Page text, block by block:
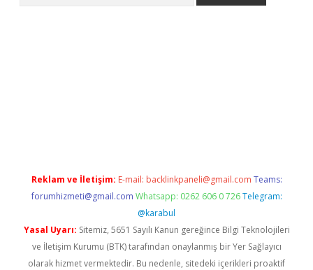
Reklam ve İletişim: E-mail: backlinkpaneli@gmail.com Teams:
forumhizmeti@gmail.com Whatsapp: 0262 606 0 726 Telegram:
@karabul
Yasal Uyarı: Sitemiz, 5651 Sayılı Kanun gereğince Bilgi Teknolojileri
ve İletişim Kurumu (BTK) tarafından onaylanmış bir Yer Sağlayıcı
olarak hizmet vermektedir. Bu nedenle, sitedeki içerikleri proaktif